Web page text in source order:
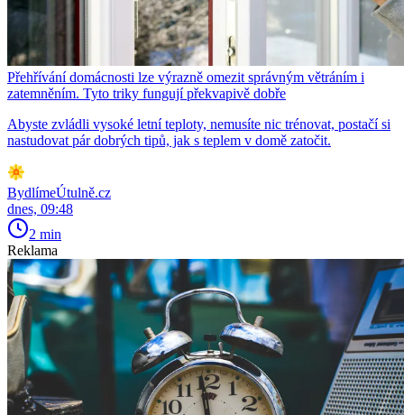
Přehřívání domácnosti lze výrazně omezit správným větráním i
zatemněním. Tyto triky fungují překvapivě dobře
Abyste zvládli vysoké letní teploty, nemusíte nic trénovat, postačí si
nastudovat pár dobrých tipů, jak s teplem v domě zatočit.
BydlímeÚtulně.cz
dnes, 09:48
2 min
Reklama